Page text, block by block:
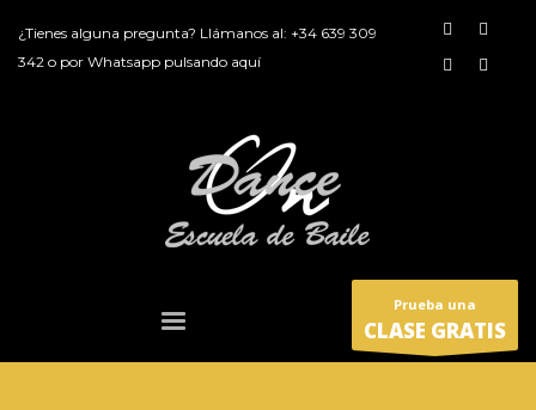
¿Tienes alguna pregunta? Llámanos al: +34 639 309
342 o por Whatsapp pulsando aquí
Prueba una
CLASE GRATIS